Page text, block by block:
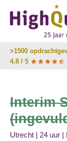
>1500
4.8 / 5
Interim
Utrecht | 24 uur |